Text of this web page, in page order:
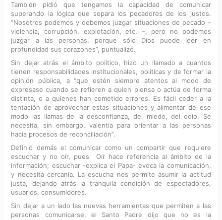
También pidió que tengamos la capacidad de comunicar
superando la lógica que separa los pecadores de los justos.
“Nosotros podemos y debemos juzgar situaciones de pecado –
violencia, corrupción, explotación, etc. –, pero no podemos
juzgar a las personas, porque sólo Dios puede leer en
profundidad sus corazones”, puntualizó.
Sin dejar atrás el ámbito político, hizo un llamado a cuantos
tienen responsabilidades institucionales, políticas y de formar la
opinión pública, a “que estén siempre atentos al modo de
expresase cuando se refieren a quien piensa o actúa de forma
distinta, o a quienes han cometido errores. Es fácil ceder a la
tentación de aprovechar estas situaciones y alimentar de ese
modo las llamas de la desconfianza, del miedo, del odio. Se
necesita, sin embargo, valentía para orientar a las personas
hacia procesos de reconciliación”.
Definió demás el comunicar como un compartir que requiere
escuchar y no oír, pues Oír hace referencia al ámbito de la
información; escuchar -explica el Papa- evoca la comunicación,
y necesita cercanía. La escucha nos permite asumir la actitud
justa, dejando atrás la tranquila condición de espectadores,
usuarios, consumidores.
Sin dejar a un lado las nuevas herramientas que permiten a las
personas comunicarse, el Santo Padre dijo que no es la